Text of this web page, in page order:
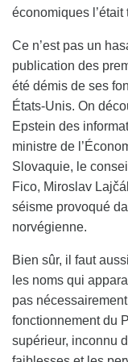
économiques l’était
Ce n’est pas un
publication des
été démis de ses
États-Unis. On
Epstein des
ministre de
Slovaquie, le
Fico, Miroslav
séisme provoqué
norvégienne.
Bien sûr, il faut
les noms qui
pas
fonctionnement du
supérieur, inconnu